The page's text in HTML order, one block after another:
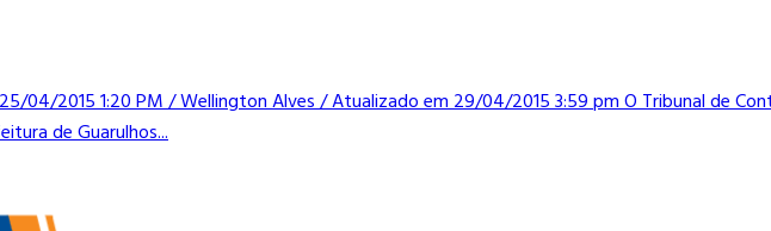
04/2015 1:20 PM / Wellington Alves / Atualizado em 29/04/2015 3:59 pm O Tribunal de
de Guarulhos...